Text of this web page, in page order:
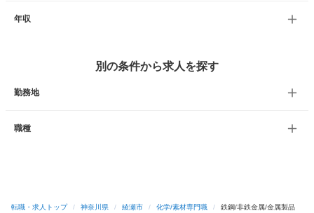
年収
別の条件から求人を探す
勤務地
職種
転職・求人トップ / 神奈川県 / 綾瀬市 / 化学/素材専門職 / 鉄鋼/非鉄金属/金属製品